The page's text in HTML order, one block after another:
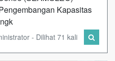
Kapasitas
- Dilihat 71 kali